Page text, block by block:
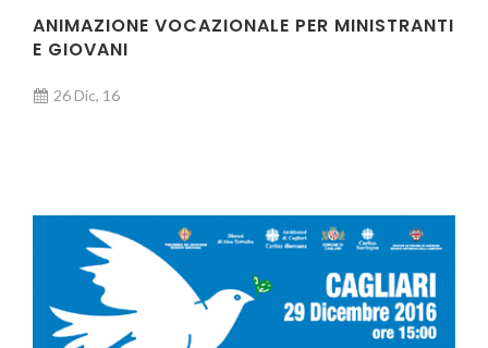
ANIMAZIONE VOCAZIONALE PER MINISTRANTI
E GIOVANI
26 Dic, 16